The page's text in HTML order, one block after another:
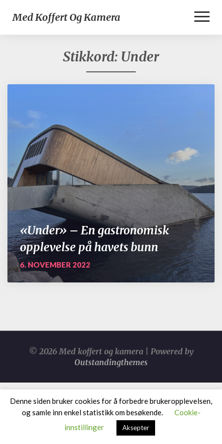
Med Koffert Og Kamera
Stikkord: Under
«Under» – En gastronomisk
opplevelse på havets bunn
6. NOVEMBER 2022
© 2026 Med koffert og kamera | Powered by
Outstandingthemes
Denne siden bruker cookies for å forbedre brukeropplevelsen,
og samle inn enkel statistikk om besøkende.
Cookie-
innstillinger
Aksepter